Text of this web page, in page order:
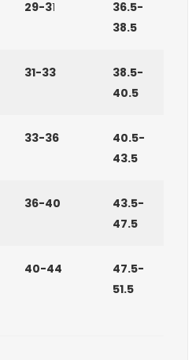
29-31
36.5-
38.5
31-33
38.5-
40.5
33-36
40.5-
43.5
36-40
43.5-
47.5
40-44
47.5-
51.5